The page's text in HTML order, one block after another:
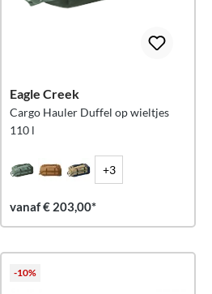
Eagle Creek
Cargo Hauler Duffel op wieltjes
110 l
+3
vanaf € 203,00*
-10%